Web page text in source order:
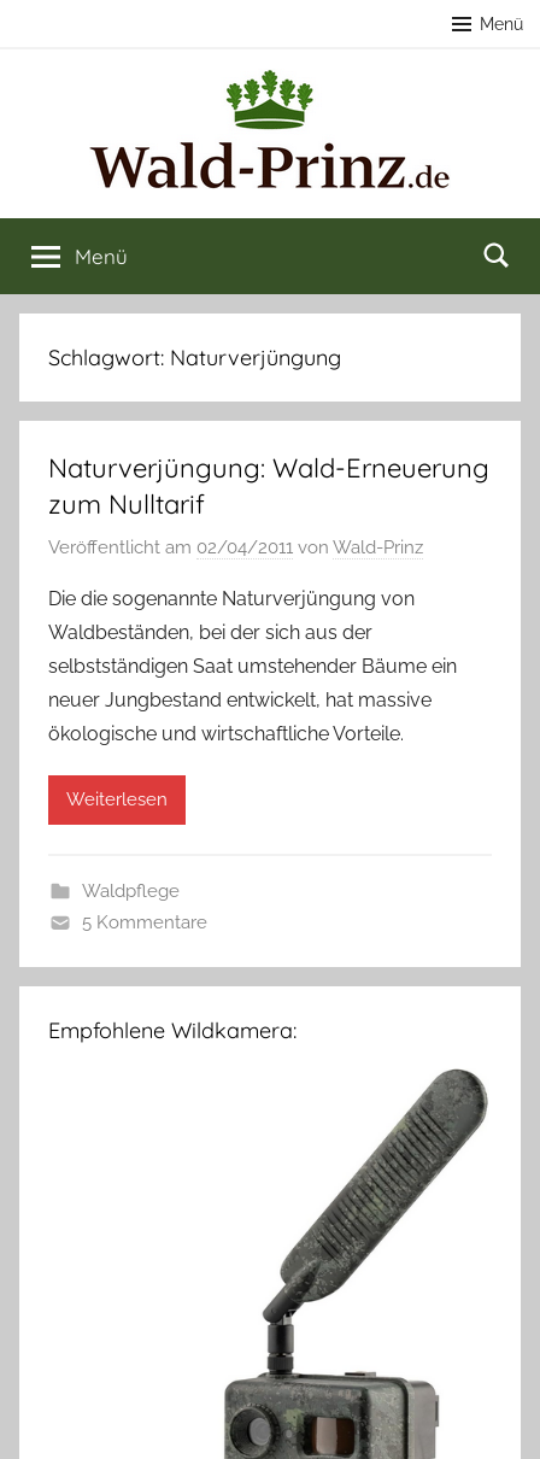
Menü
Nachhaltige
Forstwirtschaft
Naturerlebnisse
Wald
kaufen
verkaufen
Menü
Schlagwort: Naturverjüngung
Naturverjüngung: Wald-Erneuerung
zum Nulltarif
Veröffentlicht am 02/04/2011 von Wald-Prinz
Die die sogenannte Naturverjüngung von
Waldbeständen, bei der sich aus der
selbstständigen Saat umstehender Bäume ein
neuer Jungbestand entwickelt, hat massive
ökologische und wirtschaftliche Vorteile.
Weiterlesen
Waldpflege
5 Kommentare
Empfohlene Wildkamera: